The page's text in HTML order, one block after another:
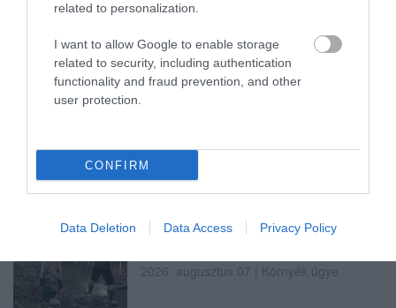
related to personalization.
I want to allow Google to enable storage
related to security, including authentication
functionality and fraud prevention, and other
user protection.
CONFIRM
Data Deletion Data Access Privacy Policy
HALMENTÉS SZARVASKŐNÉL: ŐSHONOS
2026. augusztus 07 Környék ügye